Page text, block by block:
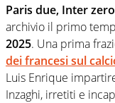
Paris due, Inter zero
archivio il primo
2025. Una prima
dei francesi sul
Luis Enrique
Inzaghi, irretiti e